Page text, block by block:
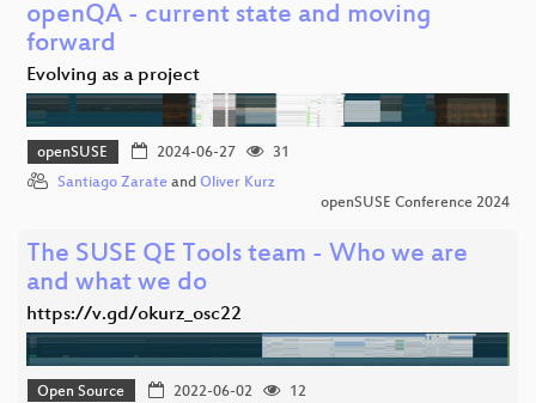
openQA - current state and moving
forward
Evolving as a project
openSUSE 2024-06-27
31
Santiago Zarate and Oliver Kurz
openSUSE Conference 2024
The SUSE QE Tools team - Who we are
and what we do
https://v.gd/okurz_osc22
Open Source 2022-06-02
12